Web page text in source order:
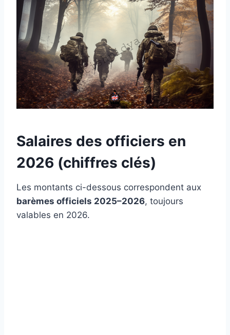
Salaires des officiers en
2026 (chiffres clés)
Les montants ci-dessous correspondent aux
barèmes officiels 2025–2026, toujours
valables en 2026.